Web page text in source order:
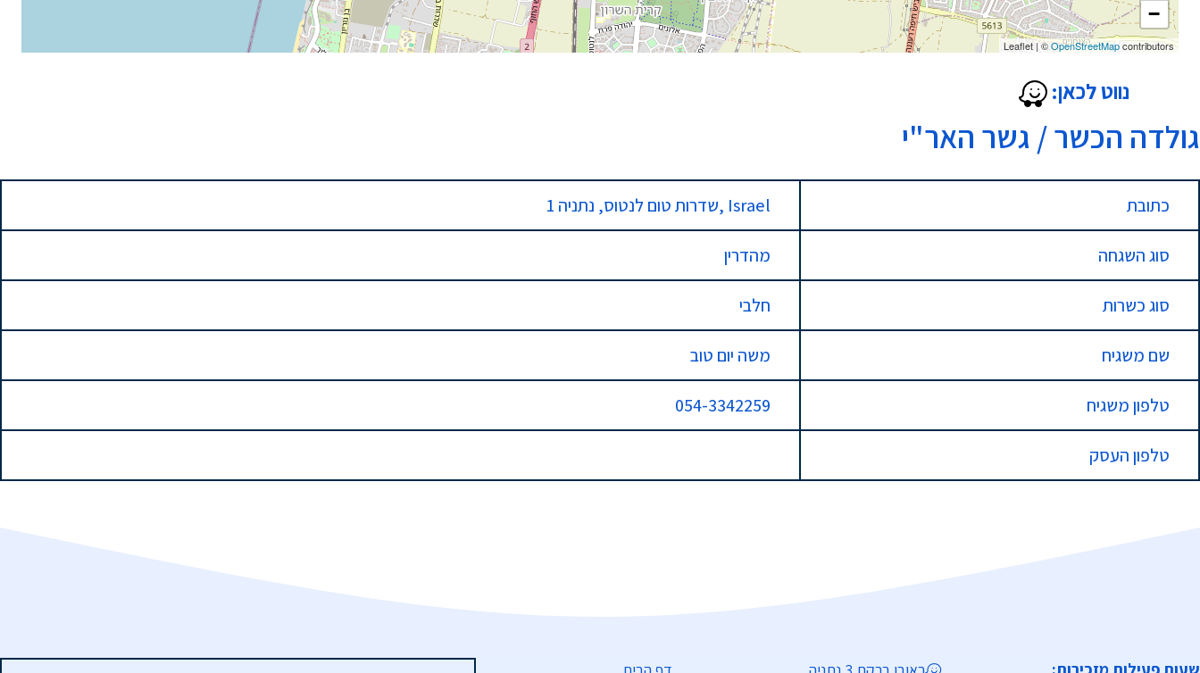
−
Leaflet|©OpenStreetMapcontributors
נווט לכאן:
גולדה הכשר / גשר האר"י
כתובת 1 שדרות טום לנטוס, נתניה, Israel
סוג השגחה מהדרין
סוג כשרות חלבי
שם משגיח משה יום טוב
טלפון משגיח 054-3342259
טלפון העסק